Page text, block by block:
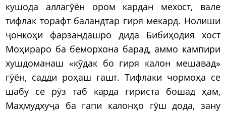
кушода аллагӯён ором кардан мехост, вале
тифлак торафт баландтар гиря мекард. Нолиши
ҷонкоҳи фарзандашро дида Бибиҳодия хост
Моҳираро ба беморхона барад, аммо кампири
хушдоманаш «кӯдак бо гиря калон мешавад»
гӯён, садди роҳаш гашт. Тифлаки чормоҳа се
шабу се рӯз таб карда гириста бошад ҳам,
Маҳмудхуҷа ба гапи калонҳо гӯш дода, зану